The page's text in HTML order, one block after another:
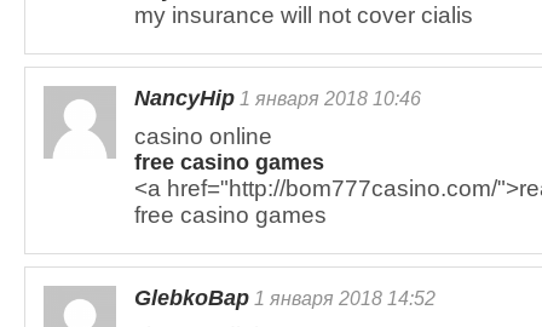
my insurance will not cover cialis
NancyHip 1 января 2018 10:46
casino online
free casino games
<a href="http://bom777casino.com/
free casino games
GlebkoBap 1 января 2018 14:52